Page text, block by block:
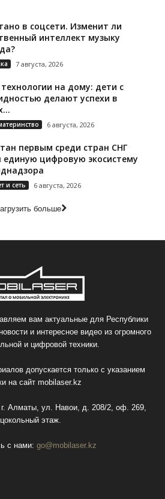
в соцсети. Изменит ли
интеллект музыку
7 августа, 2026
на дому: дети с
делают успехи в
6 августа, 2026
первым среди стран СНГ
единую цифровую экосистему
и сеть 6 августа, 2026
больше
вам актуальные для Республики
и интересное видео из огромного
и цифровой техники.
допускается только с указанием
на сайт mobilaser.kz
г. Алматы, ул. Навои, д. 208/2, оф. 269,
цокольный этаж.
с нами: go@mobilaser.kz